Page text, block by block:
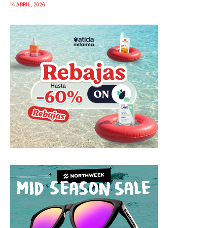
14 ABRIL, 2026